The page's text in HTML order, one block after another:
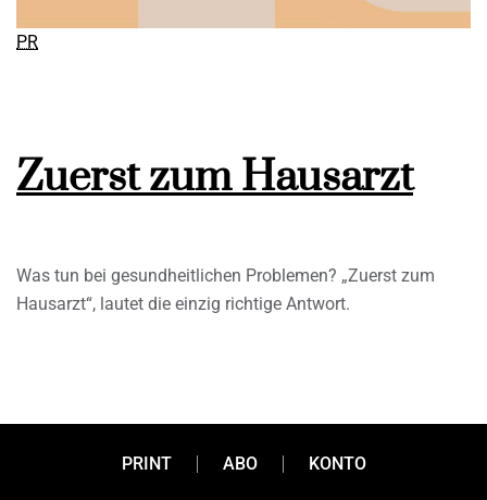
PR
Zuerst zum Hausarzt
Was tun bei gesundheitlichen Problemen? „Zuerst zum
Hausarzt“, lautet die einzig richtige Antwort.
PRINT ABO KONTO